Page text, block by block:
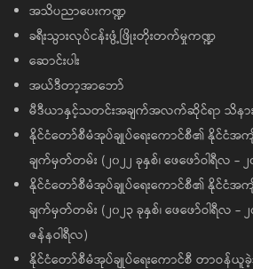
အသိပညာပေးကဏ္ဍ
ခရီးသွားလုပ်ငန်းဖွံ့ဖြိုးတိုးတက်မှုကဏ္ဍ
ဆောင်းပါး
အယ်ဒီတာ့အာဘော်
မီဒီယာနှင့်သတင်းအချက်အလက်ဆိုင်ရာ သိန
နိုင်ငံတော်စီမံအုပ်ချုပ်ရေးကောင်စီ၏ နိုင်ငံအ
ချက်မှတ်တမ်း (၂၀၂၂ ခုနှစ်၊ ဖေဖော်ဝါရီလ - ၂
နိုင်ငံတော်စီမံအုပ်ချုပ်ရေးကောင်စီ၏ နိုင်ငံအ
ချက်မှတ်တမ်း (၂၀၂၃ ခုနှစ်၊ ဖေဖော်ဝါရီလ - ၂
ဇန်နဝါရီလ)
နိုင်ငံတော်စီမံအုပ်ချုပ်ရေးကောင်စီ တာဝန်